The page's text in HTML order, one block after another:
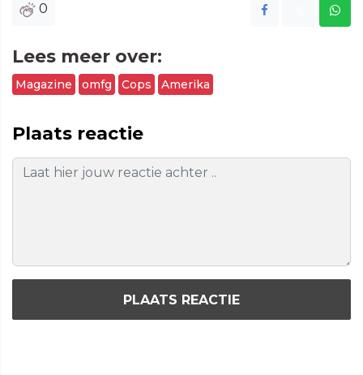
0
Lees meer over:
Magazine omfg Cops Amerika
Plaats reactie
PLAATS REACTIE